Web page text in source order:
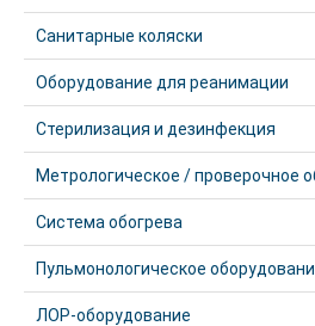
Санитарные коляски
Оборудование для реанимации
Стерилизация и дезинфекция
Метрологическое / проверочное
Система обогрева
Пульмонологическое
ЛОР-оборудование